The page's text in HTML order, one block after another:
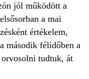
jól működött a
a mai
értékelem,
második félidőben a
orvosolni tudtuk, át